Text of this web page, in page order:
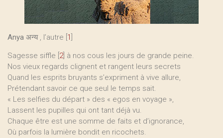
Anya अन्य , l’autre 1
Sagesse siffle 2] à nos cous les jours de grande peine.
Nos vieux regards clignent et rangent leurs secrets
Quand les esprits bruyants s’expriment à vive allure,
Prétendant savoir ce que seul le temps sait.
« Les selfies du départ » des « egos en voyage »,
Lassent les pupilles qui ont tant déjà vu.
Chaque être est une somme de faits et d’ignorance,
Où parfois la lumière bondit en ricochets.